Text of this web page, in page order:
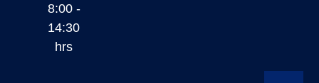
8:00 -
14:30
hrs